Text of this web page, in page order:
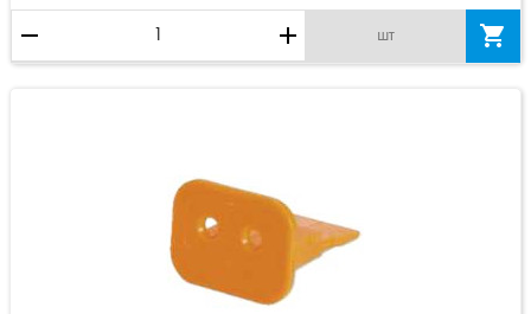
remove add шт 